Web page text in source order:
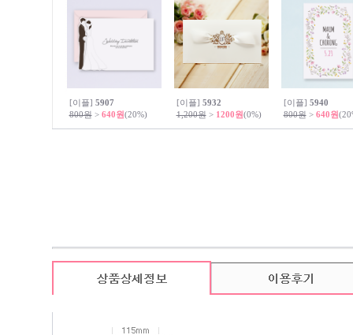
[이플] 5907
800원> 640원(20%)
[이플] 5932
1,200원> 1200원(0%)
[이플] 5940
800원> 640원
카드 기본구성
(상품의 기본구성은 카드, 봉투, 스티커로 이루어져 있습니다.)